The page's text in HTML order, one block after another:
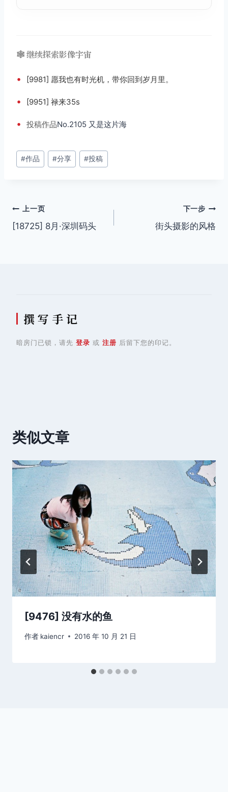
🕸️ 继续探索影像宇宙
• [9981] 愿我也有时光机，带你回到岁月里。
• [9951] 禄来35s
• 投稿作品No.2105 又是这片海
文
章
#作品 #分享 #投稿
文
章
上一页
[18725] 8月·深圳码头
下一步
街头摄影的风格
撰 写 手 记
暗房门已锁，请先 登录 或 注册 后留下您的印记。
类似文章
[9476] 没有水的鱼
作者 kaiencr 2016 年 10 月 21 日